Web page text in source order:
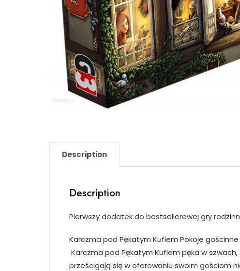
Description
Description
Pierwszy dodatek do bestsellerowej gry
Karczma pod Pękatym Kuflem Pokoje gościnne
Karczma pod Pękatym Kuflem pęka w
prześcigają się w oferowaniu swoim gościom